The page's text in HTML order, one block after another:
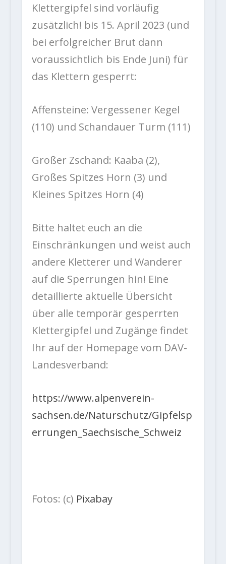
Klettergipfel sind vorläufig
zusätzlich! bis 15. April 2023 (und
bei erfolgreicher Brut dann
voraussichtlich bis Ende Juni) für
das Klettern gesperrt:
Affensteine: Vergessener Kegel
(110) und Schandauer Turm (111)
Großer Zschand: Kaaba (2),
Großes Spitzes Horn (3) und
Kleines Spitzes Horn (4)
Bitte haltet euch an die
Einschränkungen und weist auch
andere Kletterer und Wanderer
auf die Sperrungen hin! Eine
detaillierte aktuelle Übersicht
über alle temporär gesperrten
Klettergipfel und Zugänge findet
Ihr auf der Homepage vom DAV-
Landesverband:
https://www.alpenverein-
sachsen.de/Naturschutz/Gipfelsp
errungen_Saechsische_Schweiz
Fotos: (c) Pixabay